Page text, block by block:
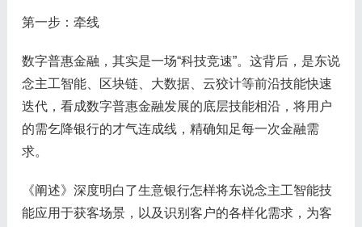
第一步：牵线
数字普惠金融，其实是一场“科技竞速”。这背后，是东说
念主工智能、区块链、大数据、云狡计等前沿技能快速
迭代，看成数字普惠金融发展的底层技能相沿，将用户
的需乞降银行的才气连成线，精确知足每一次金融需
求。
《阐述》深度明白了生意银行怎样将东说念主工智能技
能应用于获客场景，以及识别客户的各样化需求，为客